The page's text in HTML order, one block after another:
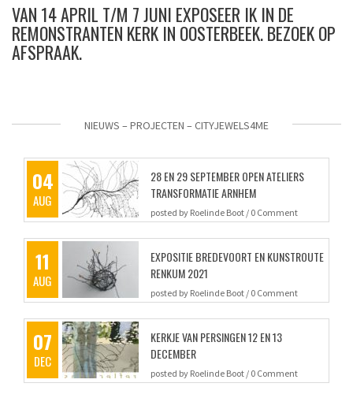
VAN 14 APRIL T/M 7 JUNI EXPOSEER IK IN DE
REMONSTRANTEN KERK IN OOSTERBEEK. BEZOEK OP
AFSPRAAK.
NIEUWS – PROJECTEN – CITYJEWELS4ME
04
AUG
28 EN 29 SEPTEMBER OPEN ATELIERS
TRANSFORMATIE ARNHEM
posted by Roelinde Boot / 0 Comment
11
AUG
EXPOSITIE BREDEVOORT EN KUNSTROUTE
RENKUM 2021
posted by Roelinde Boot / 0 Comment
07
DEC
KERKJE VAN PERSINGEN 12 EN 13
DECEMBER
posted by Roelinde Boot / 0 Comment